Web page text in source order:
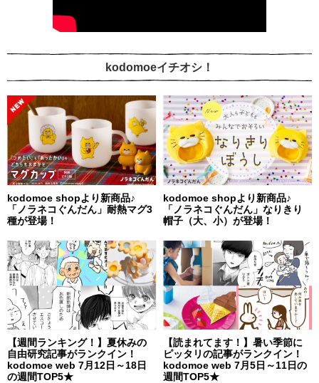
kodomoeイチオシ！
kodomoe shopより新商品♪
「ノラネコぐんだん」耐熱マグ3
種が登場！
kodomoe shopより新商品♪
「ノラネコぐんだん」なりきり
帽子（大、小）が登場！
【週間ランキング！】夏休みの
自由研究記事がランクイン！
kodomoe web 7月12日～18日
の週間TOP5★
【読まれてます！】暑い季節に
ピッタリの記事がランクイン！
kodomoe web 7月5日～11日の
週間TOP5★